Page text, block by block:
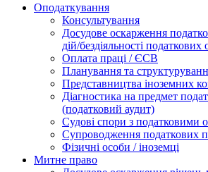
Оподаткування
Консультування
Досудове оскарження
дій/бездіяльності податкових
Оплата праці / ЄСВ
Планування та
Представництва іноземних
Діагностика на предмет
(податковий аудит)
Судові спори з податковими
Супроводження податкових
Фізичні особи / іноземці
Митне право